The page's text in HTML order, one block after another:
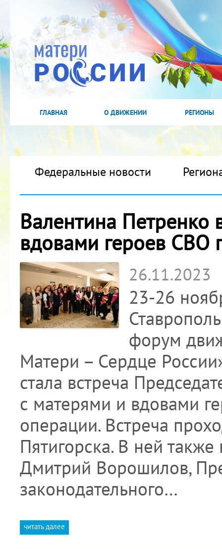
ГЛАВНАЯ О ДВИЖЕНИИ РЕГИОНЫ
Федеральные новости
Валентина Петренко
вдовами героев СВО
26.11.2023
23-26
форум
Матери – Сердце
стала встреча
с матерями и вдовами
операции. Встреча
Пятигорска. В ней
Дмитрий Ворошилов,
законодательного…
читать далее